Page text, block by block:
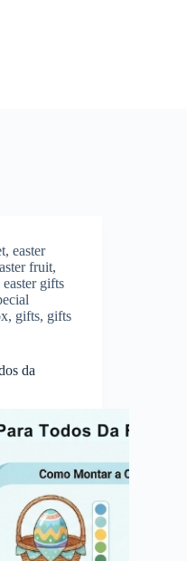
, easter
fruit,
easter gifts
, gifts, gifts
da